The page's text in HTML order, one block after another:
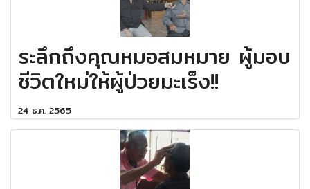
ระลึกถึงคุณหมอสมหมาย ผู้มอบ
ชีวิตใหม่ให้ผู้ป่วยมะเร็ง!!
24 ธ.ค. 2565